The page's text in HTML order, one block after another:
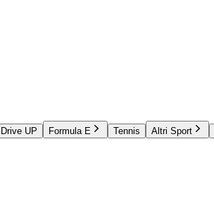
Drive UP Formula E Tennis Altri Sport